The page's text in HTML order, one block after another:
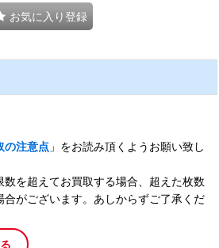
お気に入り登録
の注意点 」をお読み頂くようお願い致し
を超えてお買取する場合、超えた枚数
がございます。あしからずご了承くだ